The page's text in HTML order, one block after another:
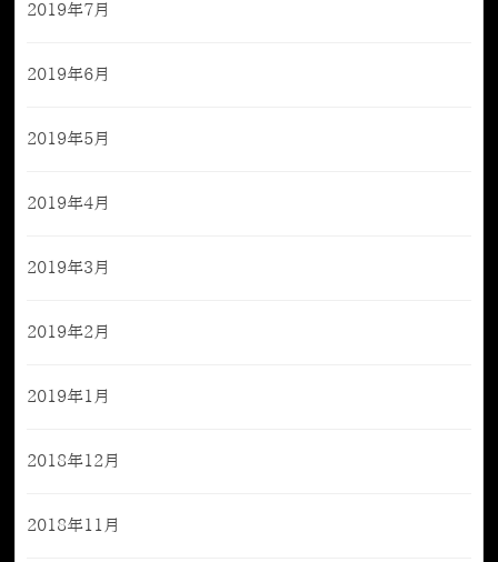
2019年7月
2019年6月
2019年5月
2019年4月
2019年3月
2019年2月
2019年1月
2018年12月
2018年11月